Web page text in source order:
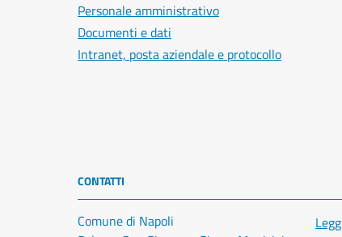
Personale amministrativo
Documenti e dati
Intranet, posta aziendale e protocollo
CONTATTI
Comune di Napoli